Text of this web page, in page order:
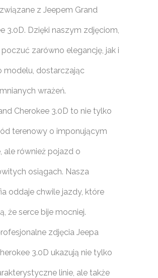
z Jeepem Grand
3.0D. Dzięki naszym zdjęciom,
zarówno elegancję, jak i
modelu, dostarczając
wrażeń.
Cherokee 3.0D to nie tylko
terenowy o imponującym
ale również pojazd o
osiągach. Nasza
oddaje chwile jazdy, które
że serce bije mocniej.
zdjęcia Jeepa
3.0D ukazują nie tylko
linie, ale także